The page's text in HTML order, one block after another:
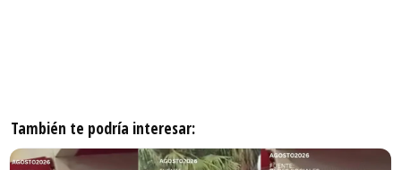
También te podría interesar: